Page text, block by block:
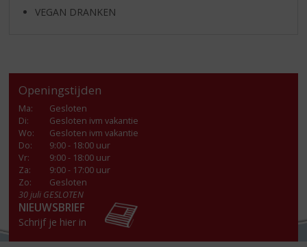
VEGAN DRANKEN
Openingstijden
Ma:
Gesloten
Di:
Gesloten ivm vakantie
Wo:
Gesloten ivm vakantie
Do:
9:00 - 18:00 uur
Vr:
9:00 - 18:00 uur
Za:
9:00 - 17:00 uur
Zo:
Gesloten
30 juli GESLOTEN
NIEUWSBRIEF
Schrijf je hier in